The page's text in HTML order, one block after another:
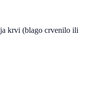
krvi (blago crvenilo ili